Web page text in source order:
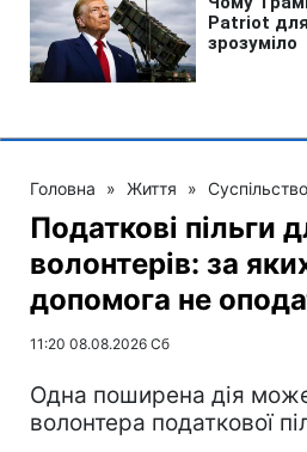
Головна » Життя » Суспільство
Податкові пільги
волонтерів: за
допомога не
11:20 08.08.2026 Сб
Одна поширена дія
волонтера податкової